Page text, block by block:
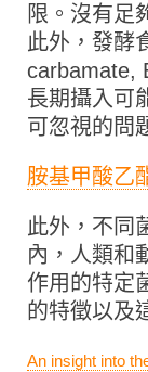
限。沒有足
此外，發酵
carbamate,
長期攝入可
可忽視的問
胺基甲酸乙
此外，不同
內，人類和
作用的特定
的特徵以及
An insight into